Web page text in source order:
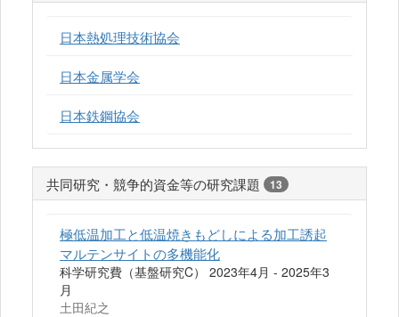
日本熱処理技術協会
日本金属学会
日本鉄鋼協会
共同研究・競争的資金等の研究課題 13
極低温加工と低温焼きもどしによる加工誘起
マルテンサイトの多機能化
科学研究費（基盤研究C） 2023年4月 - 2025年3
月
土田紀之